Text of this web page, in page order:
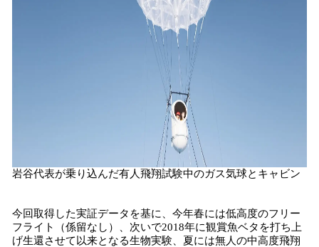
岩谷代表が乗り込んだ有人飛翔試験中のガス気球とキャビン
今回取得した実証データを基に、今年春には低高度のフリー
フライト（係留なし）、次いで2018年に観賞魚ベタを打ち上
げ生還させて以来となる生物実験、夏には無人の中高度飛翔